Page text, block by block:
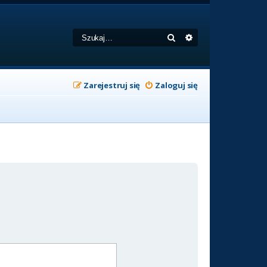
Szukaj
Zaloguj się
Zarejestruj się